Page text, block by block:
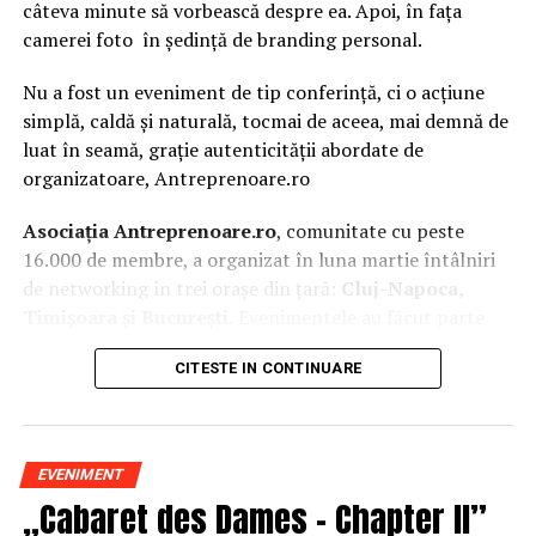
câteva minute să vorbească despre ea. Apoi, în fața
camerei foto în ședință de branding personal.
Nu a fost un eveniment de tip conferință, ci o acțiune
simplă, caldă și naturală, tocmai de aceea, mai demnă de
luat în seamă, grație autenticității abordate de
organizatoare, Antreprenoare.ro
Asociația Antreprenoare.ro, comunitate cu peste
16.000 de membre, a organizat în luna martie întâlniri
de networking în trei orașe din țară:
Cluj-Napoca,
campania națională„Aleg să fiu vizibilă„, o
inițiativă care combină sesiuni de fotografie de brand
prezentă, cu numele tău și cu afacerea ta, în spațiul
public.
La Cluj-Napoca, sesiunile foto au fost susținute de doi
CITESTE IN CONTINUARE
EVENIMENT
„Cabaret des Dames – Chapter II”